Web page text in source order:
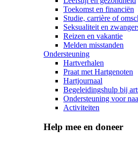
Toekomst en financiën
Studie, carrière of
Seksualiteit en
Reizen en vakantie
Melden misstanden
Ondersteuning
Hartverhalen
Praat met Hartgenoten
Hartjournaal
Begeleidingshulp bij
Ondersteuning voor
Activiteiten
Help mee en doneer